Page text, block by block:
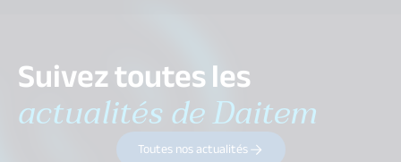
Suivez toutes les
actualités de Daitem
Toutes nos actualités